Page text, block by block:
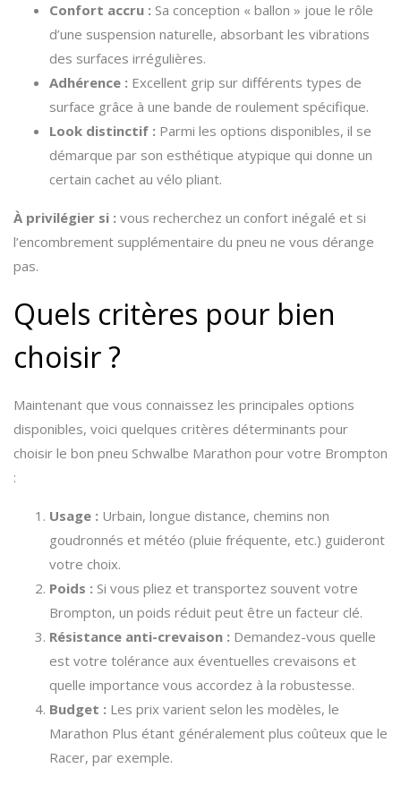
Confort accru : Sa conception « ballon » joue le rôle
d’une suspension naturelle, absorbant les vibrations
des surfaces irrégulières.
Adhérence : Excellent grip sur différents types de
surface grâce à une bande de roulement spécifique.
Look distinctif : Parmi les options disponibles, il se
démarque par son esthétique atypique qui donne un
certain cachet au vélo pliant.
À privilégier si : vous recherchez un confort inégalé et si
l’encombrement supplémentaire du pneu ne vous dérange
pas.
Quels critères pour bien
choisir ?
Maintenant que vous connaissez les principales options
disponibles, voici quelques critères déterminants pour
choisir le bon pneu Schwalbe Marathon pour votre Brompton
:
Usage : Urbain, longue distance, chemins non
goudronnés et météo (pluie fréquente, etc.) guideront
votre choix.
Poids : Si vous pliez et transportez souvent votre
Brompton, un poids réduit peut être un facteur clé.
Résistance anti-crevaison : Demandez-vous quelle
est votre tolérance aux éventuelles crevaisons et
quelle importance vous accordez à la robustesse.
Budget : Les prix varient selon les modèles, le
Marathon Plus étant généralement plus coûteux que le
Racer, par exemple.